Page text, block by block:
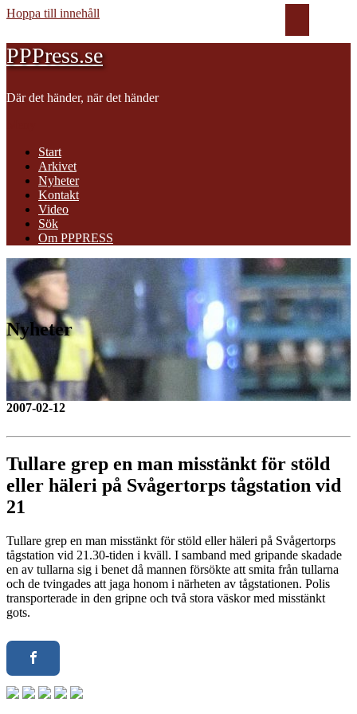
Hoppa till innehåll
PPPress.se
Där det händer, när det händer
Start
Arkivet
Nyheter
Kontakt
Video
Sök
Om PPPRESS
Nyheter
2007-02-12
Tullare grep en man misstänkt för stöld
eller häleri på Svågertorps tågstation vid
21
Tullare grep en man misstänkt för stöld eller häleri på Svågertorps
tågstation vid 21.30-tiden i kväll. I samband med gripande skadade
en av tullarna sig i benet då mannen försökte att smita från tullarna
och de tvingades att jaga honom i närheten av tågstationen. Polis
transporterade in den gripne och två stora väskor med misstänkt
gots.